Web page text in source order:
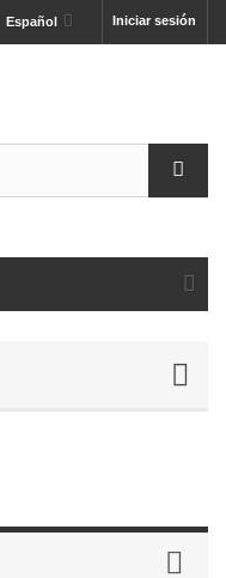
Iniciar sesión
Español